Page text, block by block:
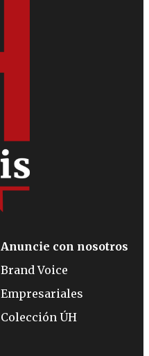
Anuncie con nosotros
Brand Voice
Empresariales
Colección ÚH